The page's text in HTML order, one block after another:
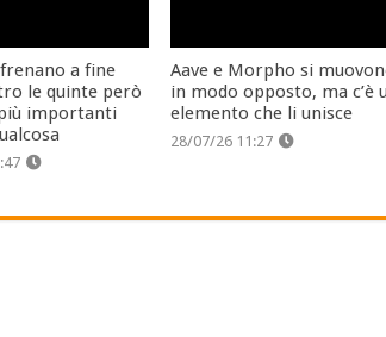
a fine
le quinte però
importanti
Aave e Morpho si
in modo opposto, ma c’è
elemento che li unisce
28/07/26 11:27